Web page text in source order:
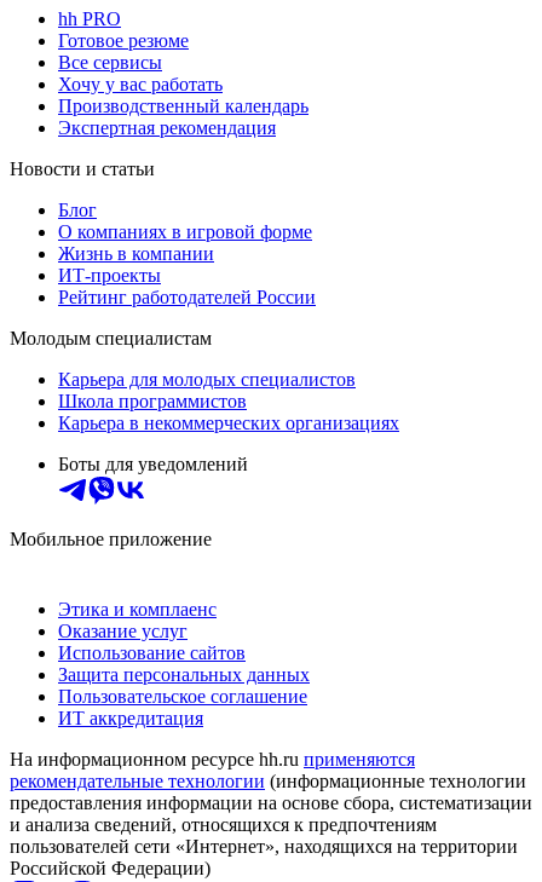
hh PRO
Готовое резюме
Все сервисы
Хочу у вас работать
Производственный календарь
Экспертная рекомендация
Новости и статьи
Блог
О компаниях в игровой форме
Жизнь в компании
ИТ-проекты
Рейтинг работодателей России
Молодым специалистам
Карьера для молодых специалистов
Школа программистов
Карьера в некоммерческих организациях
Боты для уведомлений
Мобильное приложение
Этика и комплаенс
Оказание услуг
Использование сайтов
Защита персональных данных
Пользовательское соглашение
ИТ аккредитация
На информационном ресурсе hh.ru применяются
рекомендательные технологии (информационные технологии
предоставления информации на основе сбора, систематизации
и анализа сведений, относящихся к предпочтениям
пользователей сети «Интернет», находящихся на территории
Российской Федерации)